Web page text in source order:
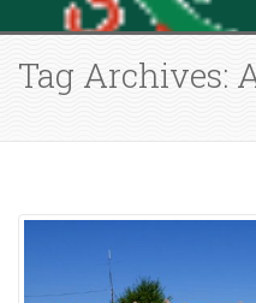
Tag Archives: